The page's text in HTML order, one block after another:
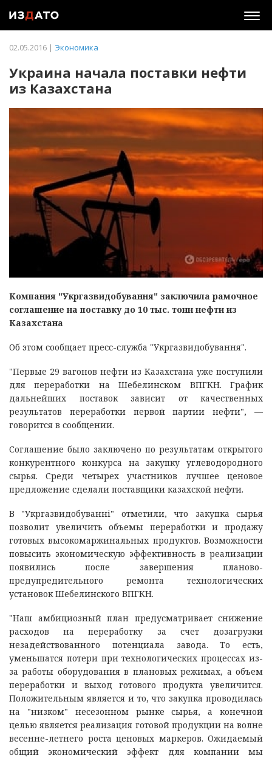
02.05.2016 | Экономика
Украина начала поставки нефти
из Казахстана
Компания "Укргазвидобування" заключила рамочное
соглашение на поставку до 10 тыс. тонн нефти из
Казахстана
Об этом сообщает пресс-служба "Укргазвидобування".
"Первые 29 вагонов нефти из Казахстана уже поступили
для переработки на Шебелинском ВПГКН. График
дальнейших поставок зависит от качественных
результатов переработки первой партии нефти", —
говорится в сообщении.
Соглашение было заключено по результатам открытого
конкурентного конкурса на закупку углеводородного
сырья. Среди четырех участников лучшее ценовое
предложение сделали поставщики казахской нефти.
В "Укргазвидобуванні" отметили, что закупка сырья
позволит увеличить объемы переработки и продажу
готовых высокомаржинальных продуктов. Возможности
повысить экономическую эффективность в реализации
появились после завершения планово-
предупредительного ремонта технологических
установок Шебелинского ВПГКН.
"Наш амбициозный план предусматривает снижение
расходов на переработку за счет дозагрузки
незадействованного потенциала завода. То есть,
уменьшатся потери при технологических процессах из-
за работы оборудования в плановых режимах, а объем
переработки и выход готового продукта увеличится.
Положительным является и то, что закупка проводилась
на "низком" несезонном рынке сырья, а конечной
целью является реализация готовой продукции на волне
весенне-летнего роста ценовых маркеров. Ожидаемый
общий экономический эффект для компании мы